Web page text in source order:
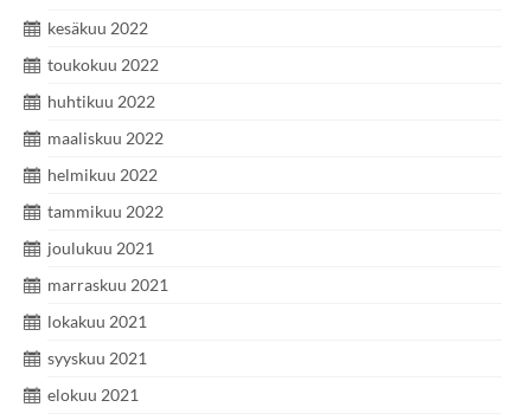
kesäkuu 2022
toukokuu 2022
huhtikuu 2022
maaliskuu 2022
helmikuu 2022
tammikuu 2022
joulukuu 2021
marraskuu 2021
lokakuu 2021
syyskuu 2021
elokuu 2021